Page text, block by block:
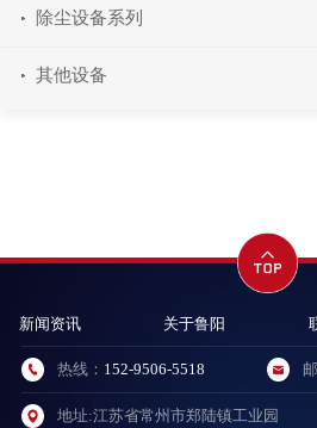
除尘设备系列
其他设备
新闻资讯 关于鲁阳
热线： 152-9506-5518
地址:江苏省常州市郑陆镇工业园